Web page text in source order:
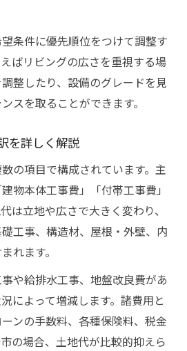
条件に優先順位をつけて調整す
ばリビングの広さを重視する場
整したり、設備のグレードを見
スを取ることができます。
を詳しく解説
の項目で構成されています。主
物本体工事費」「付帯工事費」
は立地や広さで大きく変わり、
工事、構造材、屋根・外壁、内
れます。
や給排水工事、地盤改良費があ
によって増減します。諸費用と
ンの手数料、各種保険料、税金
の場合、土地代が比較的抑えら